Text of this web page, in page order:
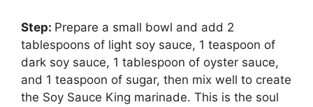
Step: Prepare a small bowl and add 2
tablespoons of light soy sauce, 1 teaspoon of
dark soy sauce, 1 tablespoon of oyster sauce,
and 1 teaspoon of sugar, then mix well to create
the Soy Sauce King marinade. This is the soul